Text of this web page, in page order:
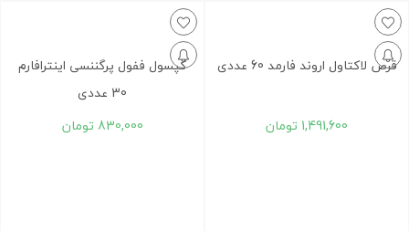
قرص لاکتاول اروند فارمد 60 عددی
1,491,600 تومان
کپسول ففول پرگننسی اینترافارم
30 عددی
830,000 تومان